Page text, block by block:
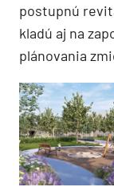
postupnú
kladú aj na
plánovania